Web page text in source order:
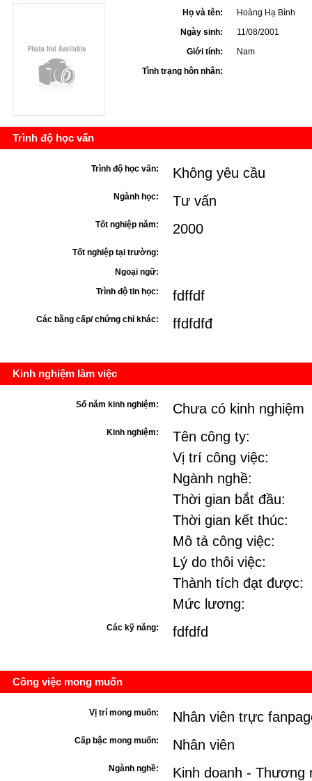
Họ và tên:
Hoàng Hạ Bình
Ngày sinh:
11/08/2001
Giới tính:
Nam
Tình trạng hôn nhân:
Trình độ học vấn
Trình độ học vấn: Không yêu cầu
Ngành học: Tư vấn
Tốt nghiệp năm: 2000
Tốt nghiệp tại trường:
Ngoại ngữ:
Trình độ tin học:
fdffdf
Các bằng cấp/ chứng chỉ khác: ffdfdfđ
Kinh nghiệm làm việc
Số năm kinh nghiệm: Chưa có kinh nghiệm
Kinh nghiệm:
Tên công ty:
Vị trí công việc:
Ngành nghề:
Thời gian bắt đầu:
Thời gian kết thúc:
Mô tả công việc:
Lý do thôi việc:
Thành tích đạt được:
Mức lương:
Các kỹ năng: fdfdfd
Công việc mong muốn
Vị trí mong muốn: Nhân viên trực
Cấp bậc mong muốn: Nhân viên
Ngành nghề: Kinh doanh - Thương